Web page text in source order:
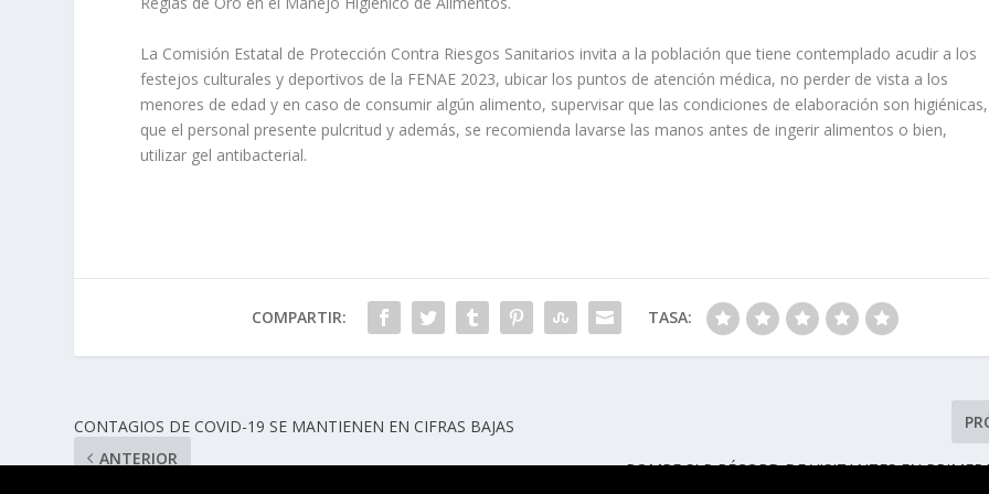
La Comisión Estatal de Protección Contra Riesgos Sanitarios invita a la población que tiene contemplado acudir a los
festejos culturales y deportivos de la FENAE 2023, ubicar los puntos de atención médica, no perder de vista a los
menores de edad y en caso de consumir algún alimento, supervisar que las condiciones de elaboración son higiénicas,
que el personal presente pulcritud y además, se recomienda lavarse las manos antes de ingerir alimentos o bien,
utilizar gel antibacterial.
COMPARTIR: TASA:
CONTAGIOS DE COVID-19 SE MANTIENEN EN CIFRAS BAJAS
ANTERIOR
ROMPE SLP RÉCORD DE VISITANTES EN